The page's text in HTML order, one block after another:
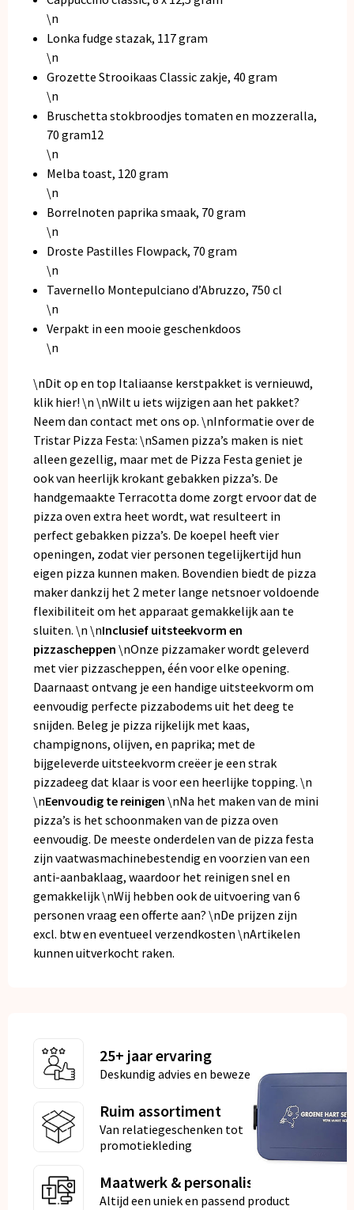
\n
Lonka fudge stazak, 117 gram
\n
Grozette Strooikaas Classic zakje, 40 gram
\n
Bruschetta stokbroodjes tomaten en mozzeralla,
70 gram12
\n
Melba toast, 120 gram
\n
Borrelnoten paprika smaak, 70 gram
\n
Droste Pastilles Flowpack, 70 gram
\n
Tavernello Montepulciano d’Abruzzo, 750 cl
\n
Verpakt in een mooie geschenkdoos
\n
\nDit op en top Italiaanse kerstpakket is vernieuwd,
klik hier! \n \nWilt u iets wijzigen aan het pakket?
Neem dan contactmet ons op. \nInformatie over de
Tristar Pizza Festa: \nSamen pizza’s maken is niet
alleen gezellig, maar met de Pizza Festa geniet je
ook van heerlijk krokant gebakken pizza’s. De
handgemaakte Terracotta dome zorgt ervoor dat de
pizza oven extra heet wordt, wat resulteert in
perfect gebakken pizza’s. De koepel heeft vier
openingen, zodat vier personen tegelijkertijd hun
eigen pizza kunnen maken. Bovendien biedt de pizza
maker dankzij het 2 meter lange netsnoer voldoende
flexibiliteit om het apparaat gemakkelijk aan te
sluiten. \n \nInclusief uitsteekvorm en
pizzascheppen \nOnze pizzamaker wordt geleverd
met vier pizzascheppen, één voor elke opening.
Daarnaast ontvang je een handige uitsteekvorm om
eenvoudig perfecte pizzabodems uit het deeg te
snijden. Beleg je pizza rijkelijk met kaas,
champignons, olijven, en paprika; met de
bijgeleverde uitsteekvorm creëer je een strak
pizzadeeg dat klaar is voor een heerlijke topping. \n
\nEenvoudig te reinigen \nNa het maken van de mini
pizza’s is het schoonmaken van de pizza oven
eenvoudig. De meeste onderdelen van de pizza festa
zijn vaatwasmachinebestendig en voorzien van een
anti-aanbaklaag, waardoor het reinigen snel en
gemakkelijk \nWij hebben ook de uitvoering van 6
personen vraag een offerte aan? \nDe prijzen zijn
excl. btw en eventueel verzendkosten \nArtikelen
kunnen uitverkocht raken.
25+ jaar ervaring
Deskundig advies en bewezen kwaliteit
Ruim assortiment
Van relatiegeschenken tot
promotiekleding
Maatwerk & personalisatie
Altijd een uniek en passend product